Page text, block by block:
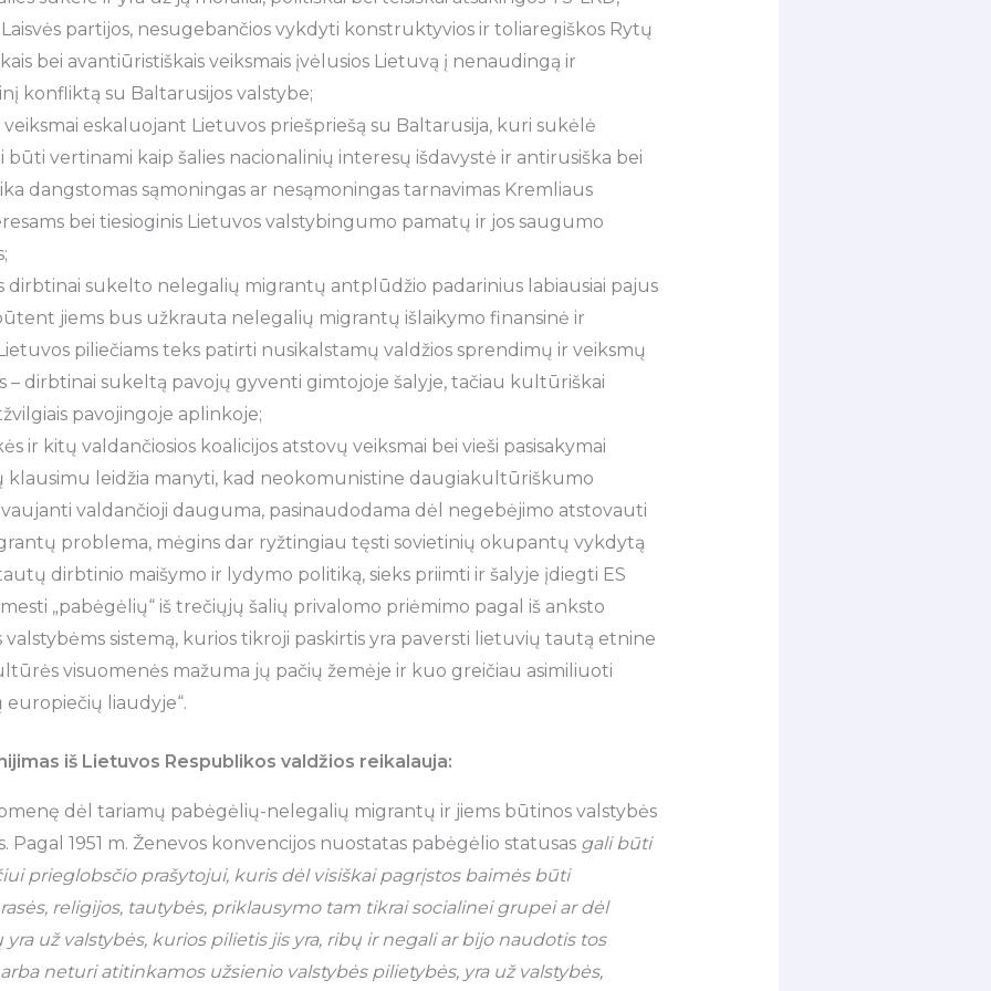
partijos, nesugebančios vykdyti konstruktyvios ir toliaregiškos Rytų
bei avantiūristiškais veiksmais įvėlusios Lietuvą į nenaudingą ir
konfliktą su Baltarusijos valstybe;
eskaluojant Lietuvos priešpriešą su Baltarusija, kuri sukėlė
vertinami kaip šalies nacionalinių interesų išdavystė ir antirusiška bei
dangstomas sąmoningas ar nesąmoningas tarnavimas Kremliaus
bei tiesioginis Lietuvos valstybingumo pamatų ir jos saugumo
dirbtinai sukelto nelegalių migrantų antplūdžio padarinius labiausiai pajus
jiems bus užkrauta nelegalių migrantų išlaikymo finansinė ir
piliečiams teks patirti nusikalstamų valdžios sprendimų ir veiksmų
– dirbtinai sukeltą pavojų gyventi gimtojoje šalyje, tačiau kultūriškai
pavojingoje aplinkoje;
ir kitų valdančiosios koalicijos atstovų veiksmai bei vieši pasisakymai
klausimu leidžia manyti, kad neokomunistine daugiakultūriškumo
valdančioji dauguma, pasinaudodama dėl negebėjimo atstovauti
problema, mėgins dar ryžtingiau tęsti sovietinių okupantų vykdytą
dirbtinio maišymo ir lydymo politiką, sieks priimti ir šalyje įdiegti ES
„pabėgėlių“ iš trečiųjų šalių privalomo priėmimo pagal iš anksto
sistemą, kurios tikroji paskirtis yra paversti lietuvių tautą etnine
visuomenės mažuma jų pačių žemėje ir kuo greičiau asimiliuoti
liaudyje“.
iš Lietuvos Respublikos valdžios reikalauja:
dėl tariamų pabėgėlių-nelegalių migrantų ir jiems būtinos valstybės
Pagal 1951 m. Ženevos konvencijos nuostatas pabėgėlio statusas gali būti
prieglobsčio prašytojui, kuris dėl visiškai pagrįstos baimės būti
religijos, tautybės, priklausymo tam tikrai socialinei grupei ar dėl
už valstybės, kurios pilietis jis yra, ribų ir negali ar bijo naudotis tos
neturi atitinkamos užsienio valstybės pilietybės, yra už valstybės,